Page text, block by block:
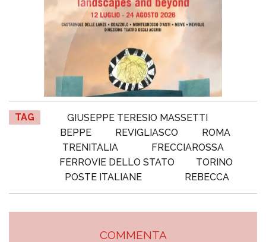
TAG
GIUSEPPE TERESIO MASSETTI
BEPPE
REVIGLIASCO
ROMA
TRENITALIA
FRECCIAROSSA
FERROVIE DELLO STATO
TORINO
POSTE ITALIANE
REBECCA
COMMENTA